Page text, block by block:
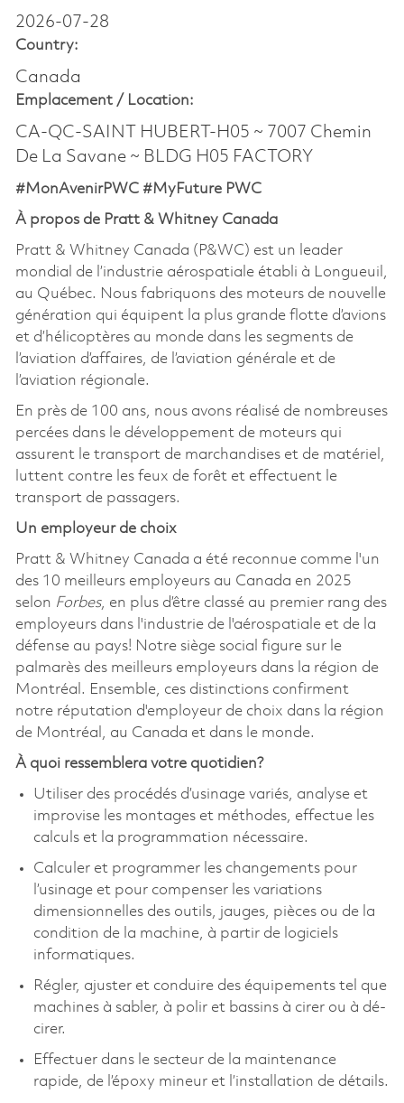
2026-07-28
Country:
Canada
Emplacement / Location:
CA-QC-SAINT HUBERT-H05 ~ 7007 Chemin
De La Savane ~ BLDG H05 FACTORY
#MonAvenirPWC #MyFuture PWC
À propos de Pratt & Whitney Canada
Pratt & Whitney Canada (P&WC) est un leader
mondial de l’industrie aérospatiale établi à Longueuil,
au Québec. Nous fabriquons des moteurs de nouvelle
génération qui équipent la plus grande flotte d’avions
et d’hélicoptères au monde dans les segments de
l’aviation d’affaires, de l’aviation générale et de
l’aviation régionale.
En près de 100 ans, nous avons réalisé de nombreuses
percées dans le développement de moteurs qui
assurent le transport de marchandises et de matériel,
luttent contre les feux de forêt et effectuent le
transport de passagers.
Un employeur de choix
Pratt & Whitney Canada a été reconnue comme l'un
des 10 meilleurs employeurs au Canada en 2025
selon Forbes, en plus d’être classé au premier rang des
employeurs dans l'industrie de l'aérospatiale et de la
défense au pays! Notre siège social figure sur le
palmarès des meilleurs employeurs dans la région de
Montréal. Ensemble, ces distinctions confirment
notre réputation d'employeur de choix dans la région
de Montréal, au Canada et dans le monde.
À quoi ressemblera votre quotidien?
Utiliser des procédés d’usinage variés, analyse et
improvise les montages et méthodes, effectue les
calculs et la programmation nécessaire.
Calculer et programmer les changements pour
l’usinage et pour compenser les variations
dimensionnelles des outils, jauges, pièces ou de la
condition de la machine, à partir de logiciels
informatiques.
Régler, ajuster et conduire des équipements tel que
machines à sabler, à polir et bassins à cirer ou à dé-
cirer.
Effectuer dans le secteur de la maintenance
rapide, de l’époxy mineur et l’installation de détails.